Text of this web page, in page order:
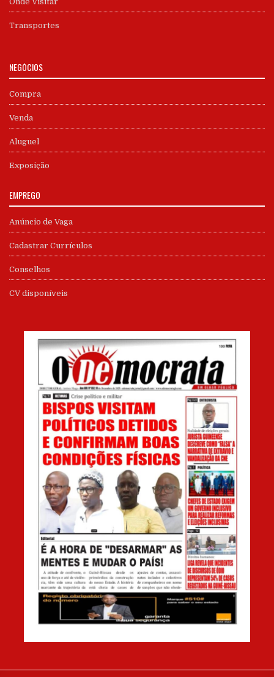
Transportes
NEGÓCIOS
Compra
Venda
Aluguel
Exposição
EMPREGO
Anúncio de Vaga
Cadastrar Currículos
Conselhos
CV disponíveis